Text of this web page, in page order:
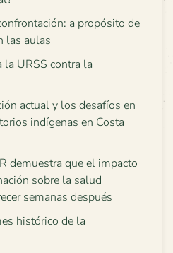
a propósito de
las aulas
la URSS contra la
actual y los desafíos en
indígenas en Costa
demuestra que el impacto
sobre la salud
semanas después
histórico de la